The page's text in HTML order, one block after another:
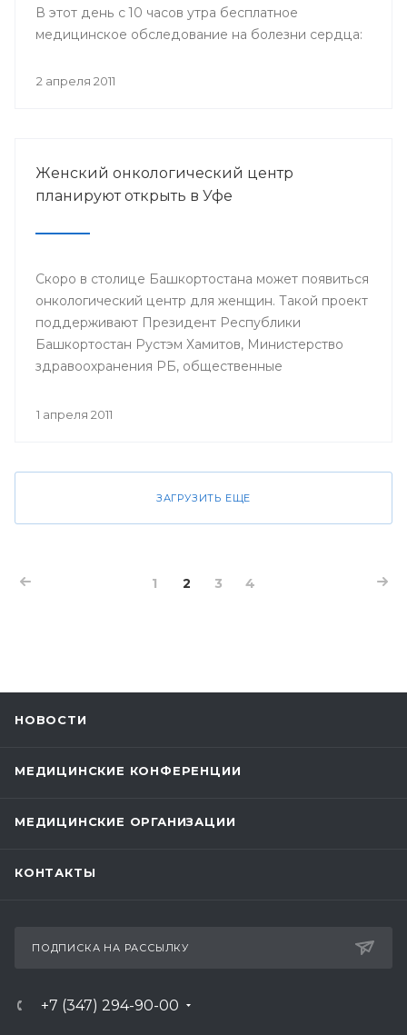
В этот день с 10 часов утра бесплатное
медицинское обследование на болезни сердца:
крови, измерить артериальное давление,
2 апреля 2011
Женский онкологический центр
планируют открыть в Уфе
Скоро в столице Башкортостана может появиться
онкологический центр для женщин. Такой проект
поддерживают Президент Республики
Башкортостан Рустэм Хамитов, Министерство
здравоохранения РБ, общественные
1 апреля 2011
ЗАГРУЗИТЬ ЕЩЕ
1 2 3 4
НОВОСТИ
МЕДИЦИНСКИЕ КОНФЕРЕНЦИИ
МЕДИЦИНСКИЕ ОРГАНИЗАЦИИ
КОНТАКТЫ
ПОДПИСКА НА РАССЫЛКУ
+7 (347) 294-90-00